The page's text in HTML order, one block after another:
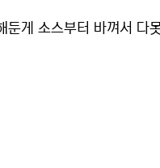
둔게 소스부터 바껴서 다